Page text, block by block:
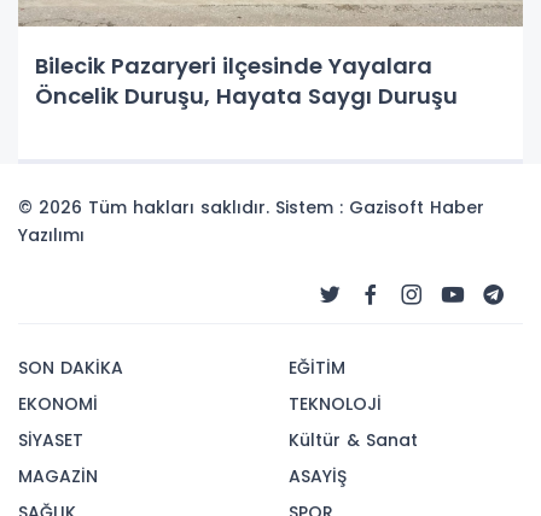
Bilecik Pazaryeri ilçesinde Yayalara
Öncelik Duruşu, Hayata Saygı Duruşu
© 2026 Tüm hakları saklıdır. Sistem : Gazisoft Haber
Yazılımı
SON DAKİKA
EKONOMİ
SİYASET
MAGAZİN
EĞİTİM
TEKNOLOJİ
Kültür & Sanat
ASAYİŞ